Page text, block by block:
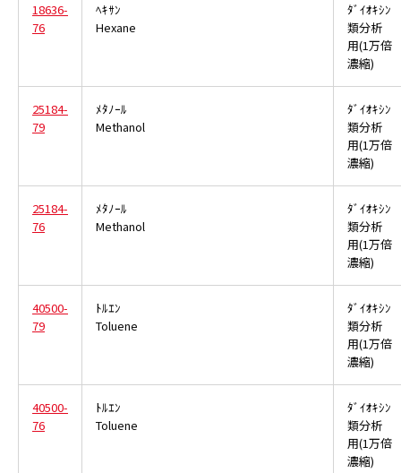
18636-
76
ﾍｷｻﾝ
Hexane
ﾀﾞｲｵｷｼﾝ
類分析
用(1万倍
濃縮)
25184-
79
ﾒﾀﾉｰﾙ
Methanol
ﾀﾞｲｵｷｼﾝ
類分析
用(1万倍
濃縮)
25184-
76
ﾒﾀﾉｰﾙ
Methanol
ﾀﾞｲｵｷｼﾝ
類分析
用(1万倍
濃縮)
40500-
79
ﾄﾙｴﾝ
Toluene
ﾀﾞｲｵｷｼﾝ
類分析
用(1万倍
濃縮)
40500-
76
ﾄﾙｴﾝ
Toluene
ﾀﾞｲｵｷｼﾝ
類分析
用(1万倍
濃縮)